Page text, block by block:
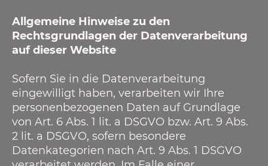
Allgemeine Hinweise zu den
Rechtsgrundlagen der Datenverarbeitung
auf dieser Website
Sofern Sie in die Datenverarbeitung
eingewilligt haben, verarbeiten wir Ihre
personenbezogenen Daten auf Grundlage
von Art. 6 Abs. 1 lit. a DSGVO bzw. Art. 9 Abs.
2 lit. a DSGVO, sofern besondere
Datenkategorien nach Art. 9 Abs. 1 DSGVO